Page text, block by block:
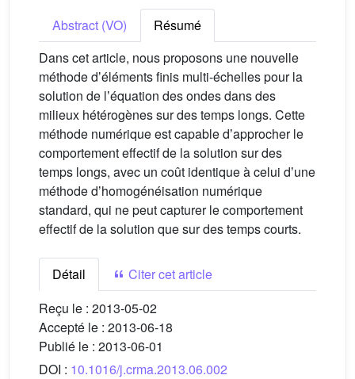
Abstract (VO)
Résumé
Dans cet article, nous proposons une nouvelle
méthode dʼéléments finis multi-échelles pour la
solution de lʼéquation des ondes dans des
milieux hétérogènes sur des temps longs. Cette
méthode numérique est capable dʼapprocher le
comportement effectif de la solution sur des
temps longs, avec un coût identique à celui dʼune
méthode dʼhomogénéisation numérique
standard, qui ne peut capturer le comportement
effectif de la solution que sur des temps courts.
Détail
Citer cet article
Reçu le : 2013-05-02
Accepté le : 2013-06-18
Publié le : 2013-06-01
DOI : 10.1016/j.crma.2013.06.002